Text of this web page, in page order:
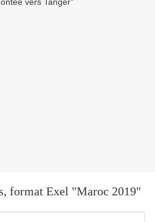
format Exel "Maroc 2019"